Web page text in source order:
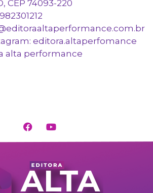
CEP 74093-220
editora.altaperfomance
alta performance